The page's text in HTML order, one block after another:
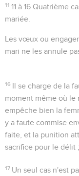
11 11 à 16 Quatrième
mariée.
Les vœux ou
mari ne les annule
16 Il se charge de la
moment même où le
empêche bien la
y a faute commise
faite, et la punition
sacrifice pour le délit
17 Un seul cas n'est